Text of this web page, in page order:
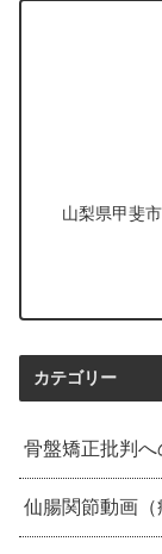
山梨県甲斐
カテゴリー
骨盤矯正批判へ
仙腸関節動画（